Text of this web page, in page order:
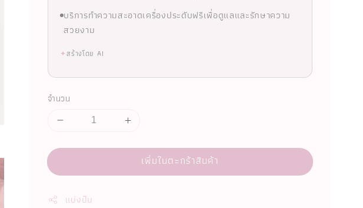
บริการทำความสะอาดเครื่องประดับฟรีเพื่อดูแลและรักษาความ
สวยงาม
✦สร้างโดย AI
จำนวน
เพิ่มในตะกร้าสินค้า
แบ่งปัน